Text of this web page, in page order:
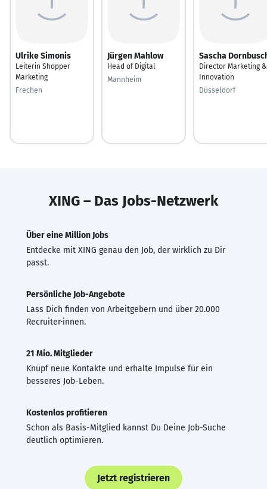
Ulrike Simonis
Leiterin Shopper
Marketing
Frechen
Jürgen Mahlow
Head of Digital
Mannheim
Sascha
Director Marketing &
Innovation
Düsseldorf
XING – Das Jobs-Netzwerk
Über eine Million Jobs
Entdecke mit XING genau den Job, der wirklich zu Dir
passt.
Persönliche Job-Angebote
Lass Dich finden von Arbeitgebern und über 20.000
Recruiter·innen.
21 Mio. Mitglieder
Knüpf neue Kontakte und erhalte Impulse für ein
besseres Job-Leben.
Kostenlos profitieren
Schon als Basis-Mitglied kannst Du Deine Job-Suche
deutlich optimieren.
Jetzt registrieren